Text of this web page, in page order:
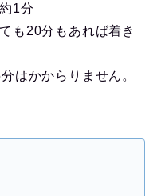
1分
も20分もあれば着き
はかからりません。